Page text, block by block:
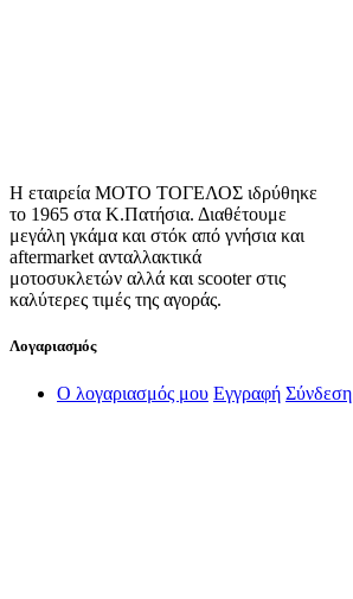
Η εταιρεία ΜΟΤΟ ΤΟΓΕΛΟΣ ιδρύθηκε
το 1965 στα Κ.Πατήσια. Διαθέτουμε
μεγάλη γκάμα και στόκ από γνήσια και
aftermarket ανταλλακτικά
μοτοσυκλετών αλλά και scooter στις
καλύτερες τιμές της αγοράς.
Λογαριασμός
Ο λογαριασμός μου Εγγραφή Σύνδεση